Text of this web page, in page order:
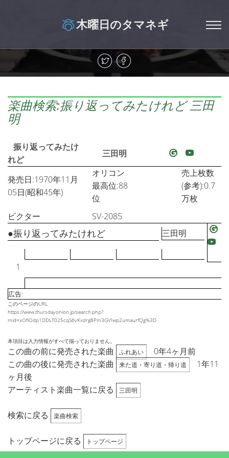
木曜日のタマネギ
楽曲検索:振り返ってみたけれど 三田
明
振り返ってみたけ
れど
三田明
発売日:1970年11月
05日(昭和45年)
オリコン
最高位:88
位
売上枚数
(参考):0.7
万枚
ビクター
SV-2085
1
●振り返ってみたけれど 三田明
広告:
このページのURL
https://www.thursdayonion.jp/search.php?
mid=xOfiOdp1DDLT025cqS6vKxdrg8Pm3GVIwp2umaurfQg%3D
本項目は入力情報がすべて揃っておりません。
この曲の前に発売された楽曲 ふれあい
0年4ヶ月前
この曲の後に発売された楽曲
来た道・寄り道・帰り道
1年11
ヶ月後
アーティスト楽曲一覧に戻る
三田明
検索に戻る 楽曲検索
トップページに戻る トップページ